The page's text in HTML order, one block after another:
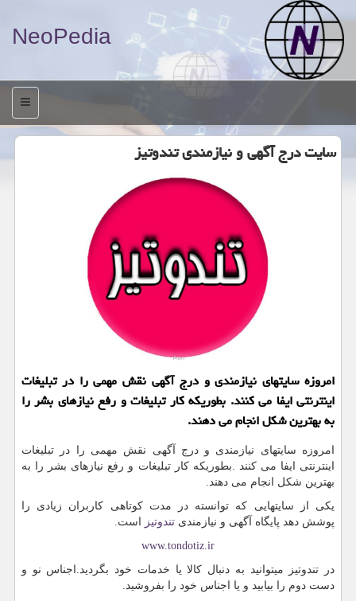
NeoPedia
منو
سایت درج آگهی و نیازمندی تندوتیز
امروزه سایتهای نیازمندی و درج آگهی نقش مهمی را در تبلیغات
اینترنتی ایفا می كنند. بطوریكه كار تبلیغات و رفع نیازهای بشر را
به بهترین شكل انجام می دهند.
امروزه سایتهای نیازمندی و درج آگهی نقش مهمی را در تبلیغات
اینترنتی ایفا می کنند
بطوریکه کار تبلیغات و رفع نیازهای بشر را به
بهترین شکل انجام می دهند.
یکی از سایتهایی که توانسته در مدت کوتاهی کاربران زیادی را
پوشش دهد پایگاه آگهی و نیازمندی تندوتیز است.
www.tondotiz.ir
در تندوتیز میتوانید به دنبال کالا یا خدمات خود بگردید.اجناس نو و
دست دوم را بیابید و یا اجناس خود را بفروشید.